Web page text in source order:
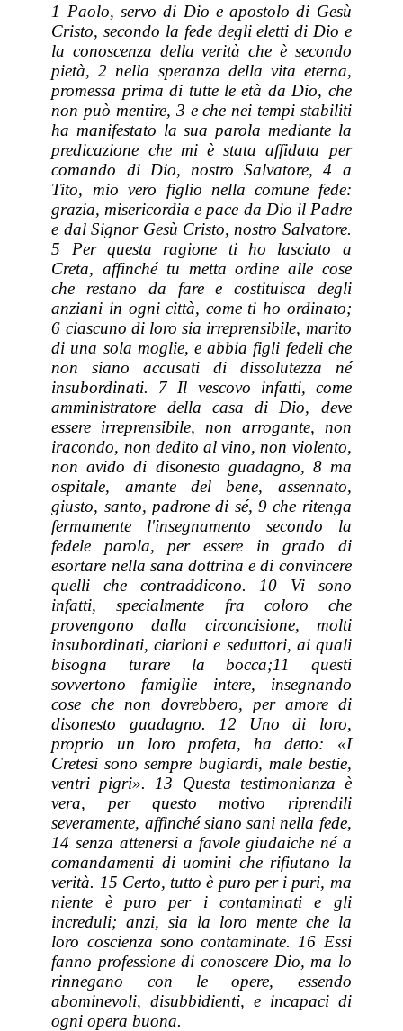
1 Paolo, servo di Dio e apostolo di Gesù
Cristo, secondo la fede degli eletti di Dio e
la conoscenza della verità che è secondo
pietà, 2 nella speranza della vita eterna,
promessa prima di tutte le età da Dio, che
non può mentire, 3 e che nei tempi stabiliti
ha manifestato la sua parola mediante la
predicazione che mi è stata affidata per
comando di Dio, nostro Salvatore, 4 a
Tito, mio vero figlio nella comune fede:
grazia, misericordia e pace da Dio il Padre
e dal Signor Gesù Cristo, nostro Salvatore.
5 Per questa ragione ti ho lasciato a
Creta, affinché tu metta ordine alle cose
che restano da fare e costituisca degli
anziani in ogni città, come ti ho ordinato;
6 ciascuno di loro sia irreprensibile, marito
di una sola moglie, e abbia figli fedeli che
non siano accusati di dissolutezza né
insubordinati. 7 Il vescovo infatti, come
amministratore della casa di Dio, deve
essere irreprensibile, non arrogante, non
iracondo, non dedito al vino, non violento,
non avido di disonesto guadagno, 8 ma
ospitale, amante del bene, assennato,
giusto, santo, padrone di sé, 9 che ritenga
fermamente l'insegnamento secondo la
fedele parola, per essere in grado di
esortare nella sana dottrina e di convincere
quelli che contraddicono. 10 Vi sono
infatti, specialmente fra coloro che
provengono dalla circoncisione, molti
insubordinati, ciarloni e seduttori, ai quali
bisogna turare la bocca;11 questi
sovvertono famiglie intere, insegnando
cose che non dovrebbero, per amore di
disonesto guadagno. 12 Uno di loro,
proprio un loro profeta, ha detto: «I
Cretesi sono sempre bugiardi, male bestie,
ventri pigri». 13 Questa testimonianza è
vera, per questo motivo riprendili
severamente, affinché siano sani nella fede,
14 senza attenersi a favole giudaiche né a
comandamenti di uomini che rifiutano la
verità. 15 Certo, tutto è puro per i puri, ma
niente è puro per i contaminati e gli
increduli; anzi, sia la loro mente che la
loro coscienza sono contaminate. 16 Essi
fanno professione di conoscere Dio, ma lo
rinnegano con le opere, essendo
abominevoli, disubbidienti, e incapaci di
ogni opera buona.